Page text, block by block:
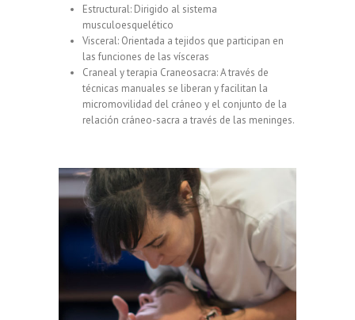
Estructural: Dirigido al sistema
musculoesquelético
Visceral: Orientada a tejidos que participan en
las funciones de las vísceras
Craneal y terapia Craneosacra: A través de
técnicas manuales se liberan y facilitan la
micromovilidad del cráneo y el conjunto de la
relación cráneo-sacra a través de las meninges.